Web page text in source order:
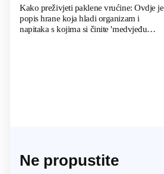
Kako preživjeti paklene vrućine: Ovdje je
popis hrane koja hladi organizam i
napitaka s kojima si činite 'medvjeđu
Ne propustite